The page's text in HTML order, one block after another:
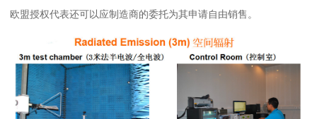
欧盟授权代表还可以应制造商的委托为其申请自由销售。